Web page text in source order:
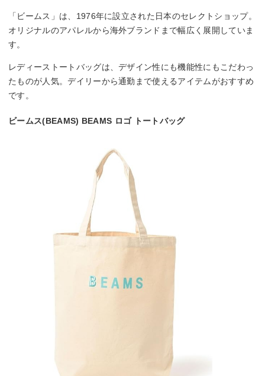
「ビームス」は、1976年に設立された日本のセレクトショップ。
オリジナルのアパレルから海外ブランドまで幅広く展開していま
す。
レディーストートバッグは、デザイン性にも機能性にもこだわっ
たものが人気。デイリーから通勤まで使えるアイテムがおすすめ
です。
ビームス(BEAMS) BEAMS ロゴ トートバッグ